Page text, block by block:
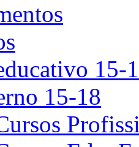
15-
15-18